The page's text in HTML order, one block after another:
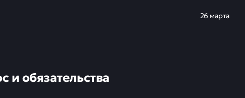
26 марта
и обязательства